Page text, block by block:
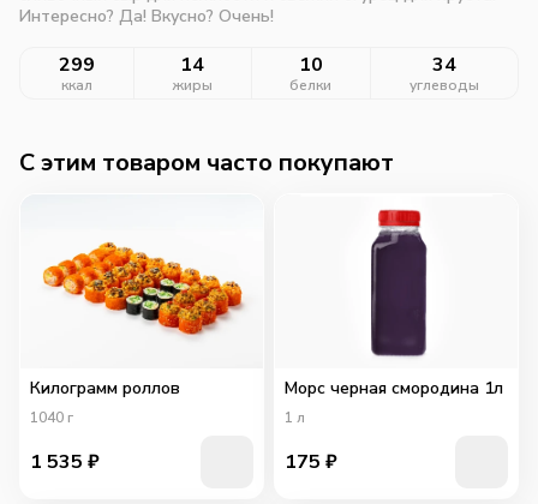
Интересно? Да! Вкусно? Очень!
299
ккал
14
жиры
10
белки
34
углеводы
C этим товаром часто покупают
Килограмм роллов
1040 г
1 535 ₽
Морс черная смородина 1л
1 л
175 ₽